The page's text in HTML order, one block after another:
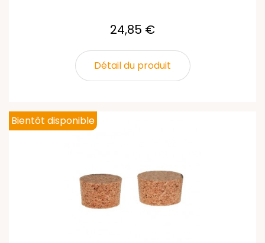
24,85 €
Détail du produit
Bientôt disponible